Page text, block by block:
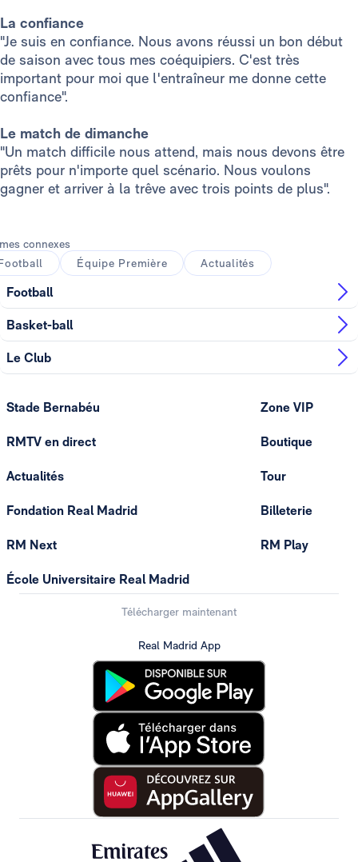
La confiance
"Je suis en confiance. Nous avons réussi un bon début
de saison avec tous mes coéquipiers. C'est très
important pour moi que l'entraîneur me donne cette
confiance".
Le match de dimanche
"Un match difficile nous attend, mais nous devons être
prêts pour n'importe quel scénario. Nous voulons
gagner et arriver à la trêve avec trois points de plus".
connexes
Équipe Première Actualités
Football
Basket-ball
Le Club
Stade Bernabéu
RMTV en direct
Actualités
Fondation Real Madrid
RM Next
École Universitaire Real Madrid
Zone VIP
Boutique
Tour
Billeterie
RM Play
Télécharger maintenant
Real Madrid App